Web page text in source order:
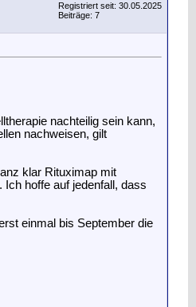
Registriert seit: 30.05.2025
Beiträge: 7
nachteilig sein kann,
nachweisen, gilt
klar Rituximap mit
hoffe auf jedenfall, dass
einmal bis September die